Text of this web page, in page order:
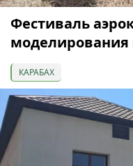
Фестиваль
моделирования
КАРАБАХ